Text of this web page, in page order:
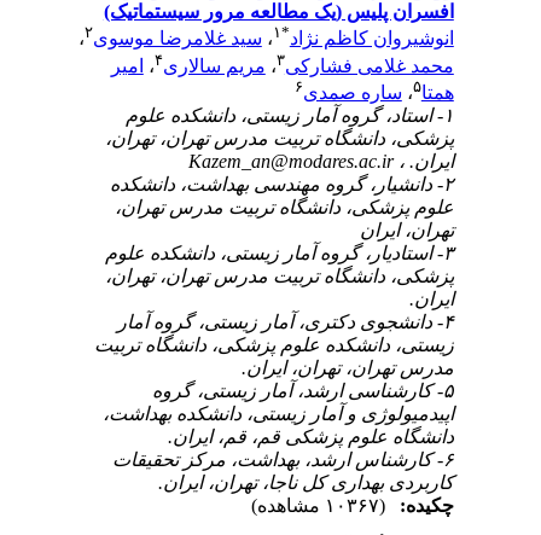
افسران پلیس (یک مطالعه مرور سیستماتیک)
انوشیروان کاظم نژاد *۱،سید غلامرضا موسوی۲ ،
محمد غلامی فشارکی ،مریم سالاری ،امیر
همتا۵،ساره صمدی
۱- استاد، گروه آمار زیستی، دانشکده علوم
پزشکی، دانشگاه تربیت مدرس تهران، تهران،
ایران. ، Kazem_an@modares.ac.ir
۲- دانشیار، گروه مهندسی بهداشت، دانشکده
علوم پزشکی، دانشگاه تربیت مدرس تهران،
تهران، ایران
۳- استادیار، گروه آمار زیستی، دانشکده علوم
پزشکی، دانشگاه تربیت مدرس تهران، تهران،
ایران.
۴- دانشجوی دکتری، آمار زیستی، گروه آمار
زیستی، دانشکده علوم پزشکی، دانشگاه تربیت
مدرس تهران، تهران، ایران.
۵- کارشناسی ارشد، آمار زیستی، گروه
اپیدمیولوژی و آمار زیستی، دانشکده بهداشت،
دانشگاه علوم پزشکی قم، قم، ایران.
۶- کارشناس ارشد، بهداشت، مرکز تحقیقات
کاربردی بهداری کل ناجا، تهران، ایران.
چکیده: